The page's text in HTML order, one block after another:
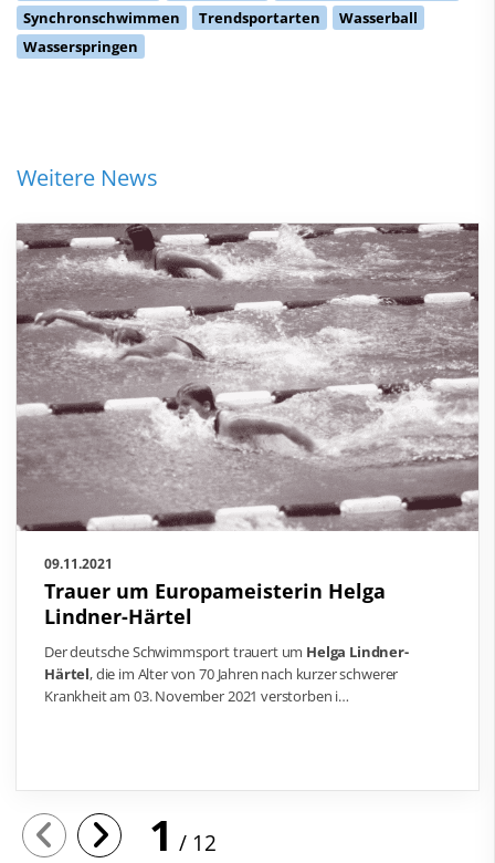
Synchronschwimmen Trendsportarten
Wasserball
Wasserspringen
Weitere News
09.11.2021
Trauer um Europameisterin Helga
Lindner-Härtel
Der deutsche Schwimmsport trauert um Helga Lindner-
Härtel, die im Alter von 70 Jahren nach kurzer schwerer
Krankheit am 03. November 2021 verstorben i…
1 12